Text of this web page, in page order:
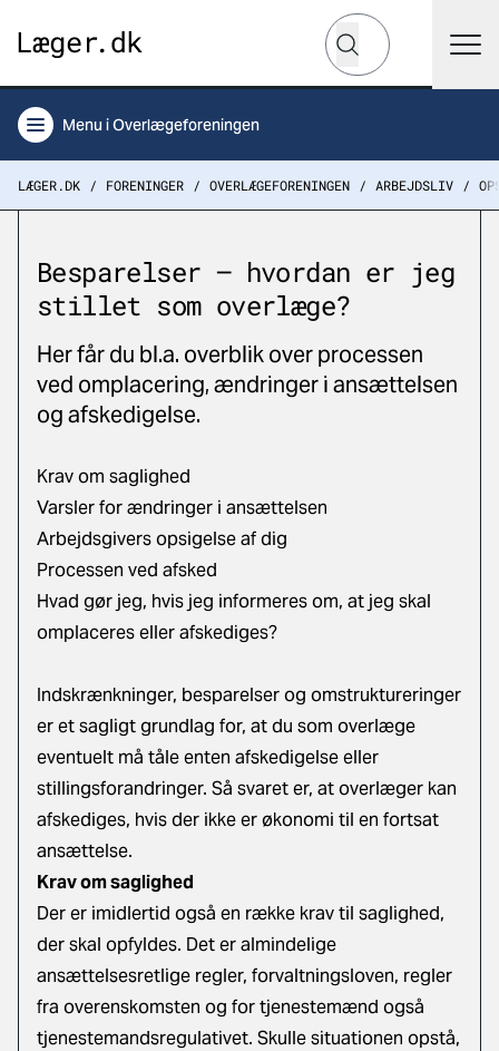
Hvad leder du efter?
Søg
Menu i Overlægeforeningen
LÆGER.DK FORENINGER OVERLÆGEFORENINGEN ARBEJDSLIV
Besparelser – hvordan er jeg
stillet som overlæge?
Her får du bl.a. overblik over processen
ved omplacering, ændringer i ansættelsen
og afskedigelse.
Krav om saglighed
Varsler for ændringer i ansættelsen
Arbejdsgivers opsigelse af dig
Processen ved afsked
Hvad gør jeg, hvis jeg informeres om, at jeg skal
omplaceres eller afskediges?
Indskrænkninger, besparelser og omstruktureringer
er et sagligt grundlag for, at du som overlæge
eventuelt må tåle enten afskedigelse eller
stillingsforandringer. Så svaret er, at overlæger kan
afskediges, hvis der ikke er økonomi til en fortsat
ansættelse.
Krav om saglighed
Der er imidlertid også en række krav til saglighed,
der skal opfyldes. Det er almindelige
ansættelsesretlige regler, forvaltningsloven, regler
fra overenskomsten og for tjenestemænd også
tjenestemandsregulativet. Skulle situationen opstå,